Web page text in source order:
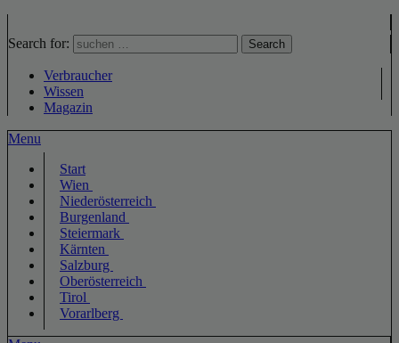
Search for: Search
Verbraucher
Wissen
Magazin
Menu
Start
Wien
Niederösterreich
Burgenland
Steiermark
Kärnten
Salzburg
Oberösterreich
Tirol
Vorarlberg